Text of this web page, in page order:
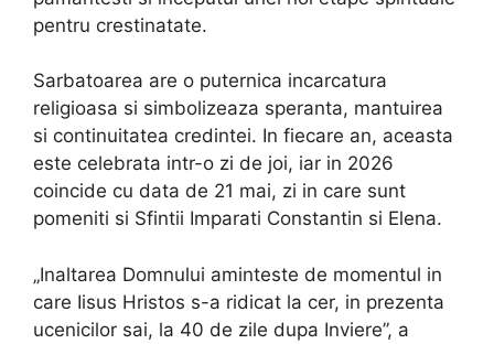
pentru crestinatate.
Sarbatoarea are o puternica incarcatura
religioasa si simbolizeaza speranta, mantuirea
si continuitatea credintei. In fiecare an, aceasta
este celebrata intr-o zi de joi, iar in 2026
coincide cu data de 21 mai, zi in care sunt
pomeniti si Sfintii Imparati Constantin si Elena.
„Inaltarea Domnului aminteste de momentul in
care Iisus Hristos s-a ridicat la cer, in prezenta
ucenicilor sai, la 40 de zile dupa Inviere”, a